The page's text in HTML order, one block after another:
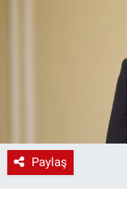
Paylaş